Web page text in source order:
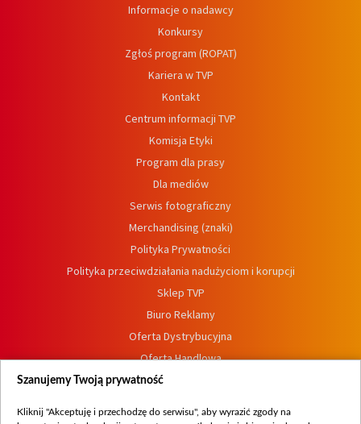
Informacje o nadawcy
Konkursy
Zgłoś program (ROPAT)
Kariera w TVP
Kontakt
Centrum informacji TVP
Komisja Etyki
Program dla prasy
Dla mediów
Serwis fotograficzny
Merchandising (znaki)
Polityka Prywatności
Polityka przeciwdziałania nadużyciom i korupcji
Sklep TVP
Biuro Reklamy
Oferta Dystrybucyjna
Oferta Handlowa
Dostępność
Szanujemy Twoją prywatność
Kliknij "Akceptuję i przechodzę do serwisu", aby wyrazić zgody na